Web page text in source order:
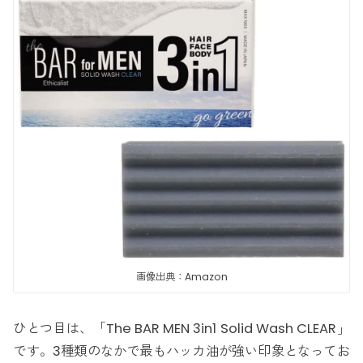
画像出典：Amazon
ひとつ目は、「The BAR MEN 3in1 Solid Wash CLEAR」
です。3種類のなかで最もハッカ油が強い印象となってお